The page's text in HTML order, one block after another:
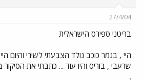
ש
א
ר
27/4/04
בריטני ספירס הישראלית
היי , בגמר כוכב נולד הצבעתי לשירי והיום
שרעבי , בוריס והיו עוד ... כתבתי את
.